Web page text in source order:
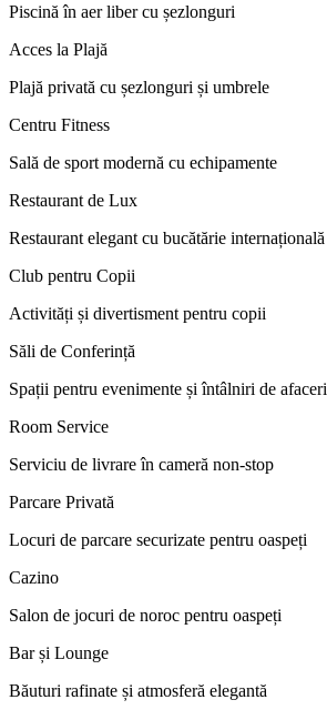
Piscină în aer liber cu șezlonguri
Acces la Plajă
Plajă privată cu șezlonguri și umbrele
Centru Fitness
Sală de sport modernă cu echipamente
Restaurant de Lux
Restaurant elegant cu bucătărie internațională
Club pentru Copii
Activități și divertisment pentru copii
Săli de Conferință
Spații pentru evenimente și întâlniri de afaceri
Room Service
Serviciu de livrare în cameră non-stop
Parcare Privată
Locuri de parcare securizate pentru oaspeți
Cazino
Salon de jocuri de noroc pentru oaspeți
Bar și Lounge
Băuturi rafinate și atmosferă elegantă